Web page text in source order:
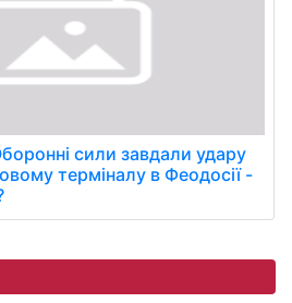
сили завдали удару
терміналу в Феодосії -